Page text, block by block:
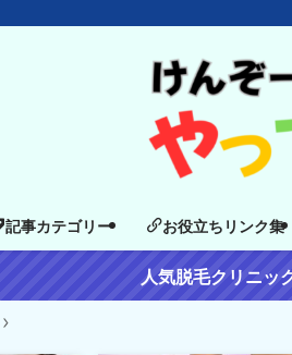
記事カテゴリー お役立ちリンク集
人気脱毛クリニッ